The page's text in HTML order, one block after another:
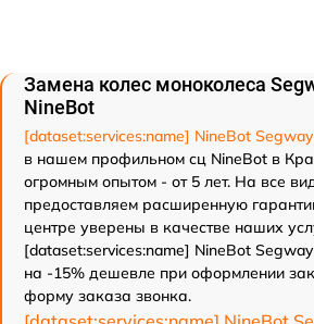
Замена колес моноколеса
NineBot
[dataset:services:name] NineBot
в нашем профильном сц NineBot в
огромным опытом - от 5 лет. На все
предоставляем расширенную
центре уверены в качестве наших
[dataset:services:name] NineBot Segway
на -15% дешевле при оформлении
форму заказа звонка.